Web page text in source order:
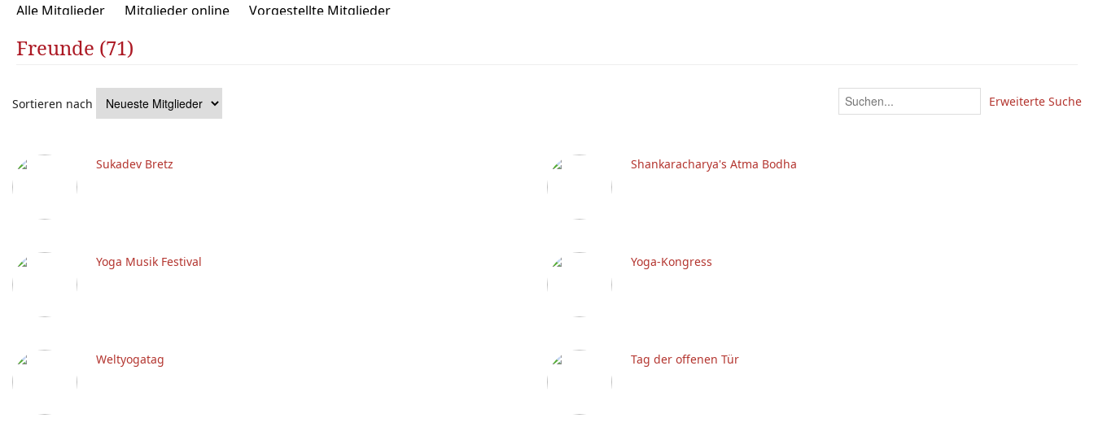
Alle Mitglieder Mitglieder online Vorgestellte Mitglieder
Freunde (71)
Sortieren nach Erweiterte Suche
Sukadev Bretz Shankaracharya's Atma Bodha
Yoga Musik Festival Yoga-Kongress
Weltyogatag Tag der offenen Tür